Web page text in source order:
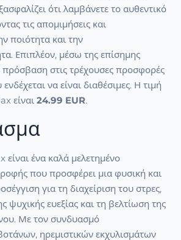
ότι λαμβάνετε το αυθεντικό
τις απομιμήσεις και
ποιότητα και την
Επιπλέον, μέσω της επίσημης
πρόσβαση στις τρέχουσες προσφορές
να είναι διαθέσιμες. Η τιμή
είναι 24.99 EUR.
ένα καλά μελετημένο
που προσφέρει μια φυσική και
για τη διαχείριση του στρες,
ψυχικής ευεξίας και τη βελτίωση της
Με τον συνδυασμό
ηρεμιστικών εκχυλισμάτων